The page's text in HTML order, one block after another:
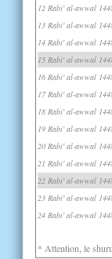
12 Rabi' al-awwal
13 Rabi' al-awwal
14 Rabi' al-awwal
15 Rabi' al-awwal
16 Rabi' al-awwal
17 Rabi' al-awwal
18 Rabi' al-awwal
19 Rabi' al-awwal
20 Rabi' al-awwal
21 Rabi' al-awwal
22 Rabi' al-awwal
23 Rabi' al-awwal
24 Rabi' al-awwal
* Attention, le